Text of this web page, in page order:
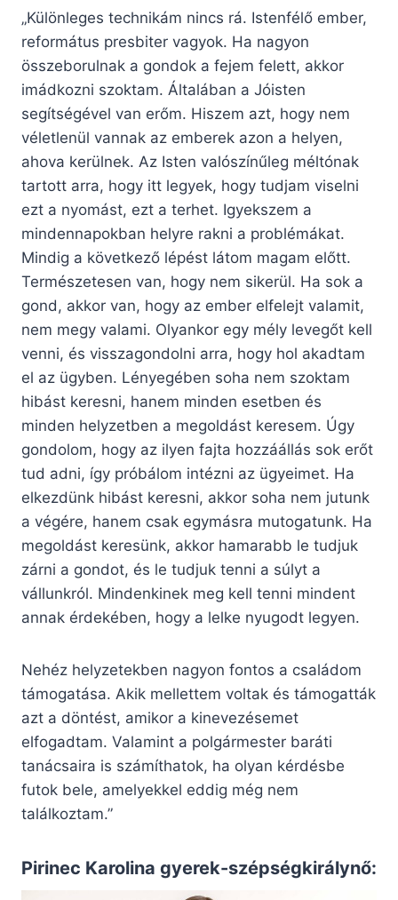
„Különleges technikám nincs rá. Istenfélő ember,
református presbiter vagyok. Ha nagyon
összeborulnak a gondok a fejem felett, akkor
imádkozni szoktam. Általában a Jóisten
segítségével van erőm. Hiszem azt, hogy nem
véletlenül vannak az emberek azon a helyen,
ahova kerülnek. Az Isten valószínűleg méltónak
tartott arra, hogy itt legyek, hogy tudjam viselni
ezt a nyomást, ezt a terhet. Igyekszem a
mindennapokban helyre rakni a problémákat.
Mindig a következő lépést látom magam előtt.
Természetesen van, hogy nem sikerül. Ha sok a
gond, akkor van, hogy az ember elfelejt valamit,
nem megy valami. Olyankor egy mély levegőt kell
venni, és visszagondolni arra, hogy hol akadtam
el az ügyben. Lényegében soha nem szoktam
hibást keresni, hanem minden esetben és
minden helyzetben a megoldást keresem. Úgy
gondolom, hogy az ilyen fajta hozzáállás sok erőt
tud adni, így próbálom intézni az ügyeimet. Ha
elkezdünk hibást keresni, akkor soha nem jutunk
a végére, hanem csak egymásra mutogatunk. Ha
megoldást keresünk, akkor hamarabb le tudjuk
zárni a gondot, és le tudjuk tenni a súlyt a
vállunkról. Mindenkinek meg kell tenni mindent
annak érdekében, hogy a lelke nyugodt legyen.
Nehéz helyzetekben nagyon fontos a családom
támogatása. Akik mellettem voltak és támogatták
azt a döntést, amikor a kinevezésemet
elfogadtam. Valamint a polgármester baráti
tanácsaira is számíthatok, ha olyan kérdésbe
futok bele, amelyekkel eddig még nem
találkoztam.”
Pirinec Karolina gyerek-szépségkirálynő: